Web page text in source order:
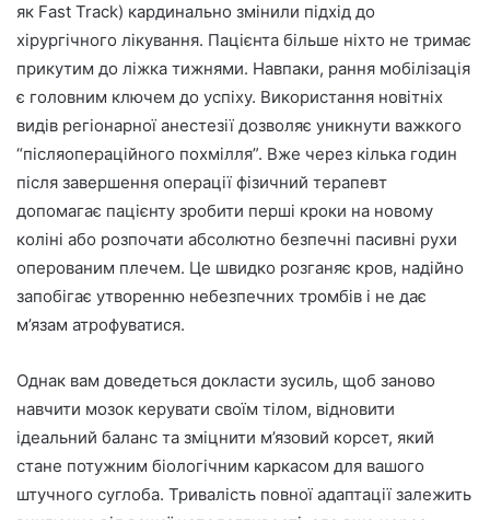
як Fast Track) кардинально змінили підхід до
хірургічного лікування. Пацієнта більше ніхто не тримає
прикутим до ліжка тижнями. Навпаки, рання мобілізація
є головним ключем до успіху. Використання новітніх
видів регіонарної анестезії дозволяє уникнути важкого
“післяопераційного похмілля”. Вже через кілька годин
після завершення операції фізичний терапевт
допомагає пацієнту зробити перші кроки на новому
коліні або розпочати абсолютно безпечні пасивні рухи
оперованим плечем. Це швидко розганяє кров, надійно
запобігає утворенню небезпечних тромбів і не дає
м’язам атрофуватися.
Однак вам доведеться докласти зусиль, щоб заново
навчити мозок керувати своїм тілом, відновити
ідеальний баланс та зміцнити м’язовий корсет, який
стане потужним біологічним каркасом для вашого
штучного суглоба. Тривалість повної адаптації залежить